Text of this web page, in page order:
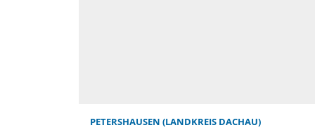
PETERSHAUSEN (LANDKREIS DACHAU)